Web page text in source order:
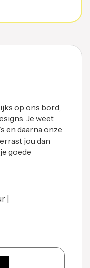
op ons bord,
Je weet
en daarna onze
jou dan
goede
|